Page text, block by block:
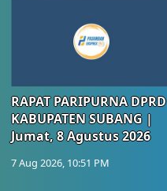
RAPAT PARIPURNA DPRD
KABUPATEN SUBANG |
Jumat, 8 Agustus 2026
7 Aug 2026, 10:51 PM